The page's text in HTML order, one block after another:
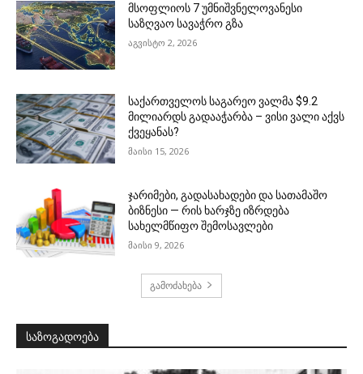
მსოფლიოს 7 უმნიშვნელოვანესი
საზღვაო სავაჭრო გზა
აგვისტო 2, 2026
საქართველოს საგარეო ვალმა $9.2
მილიარდს გადააჭარბა – ვისი ვალი აქვს
ქვეყანას?
მაისი 15, 2026
ჯარიმები, გადასახადები და სათამაშო
ბიზნესი — რის ხარჯზე იზრდება
სახელმწიფო შემოსავლები
მაისი 9, 2026
გამოძახება
საზოგადოება